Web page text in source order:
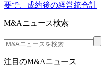
要で、成約後の経営統合計
M&Aニュース検索
注目のM&Aニュース